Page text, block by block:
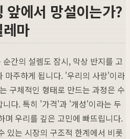
앞에서 망설이는가?
마
간의 설렘도 잠시, 막상 반지를 고
마주하게 됩니다. '우리의 사랑'이라
구체적인 형태로 만드는 과정은 수
다. 특히 '가격'과 '개성'이라는 두
며 우리를 깊은 고민에 빠뜨립니다.
있는 시장의 구조적 한계에서 비롯